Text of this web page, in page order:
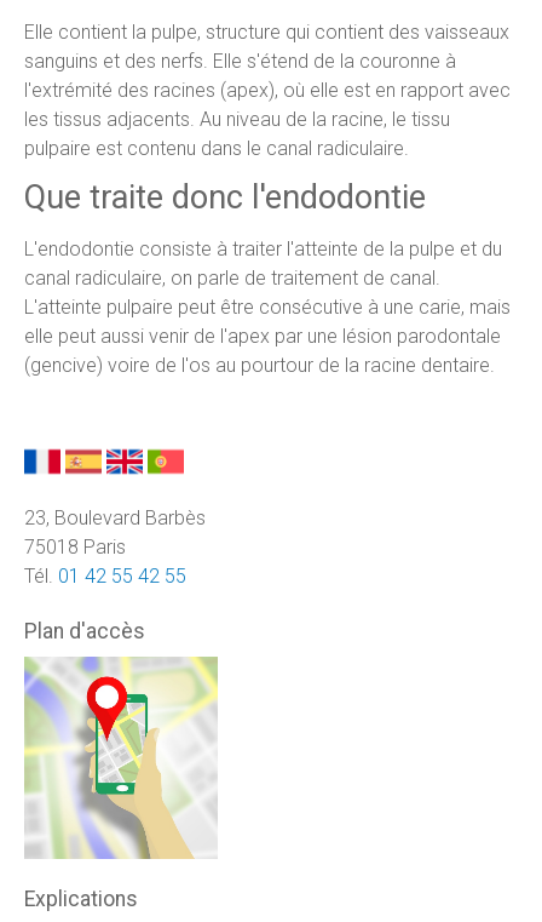
Elle contient la pulpe, structure qui contient des vaisseaux
sanguins et des nerfs. Elle s'étend de la couronne à
l'extrémité des racines (apex), où elle est en rapport avec
les tissus adjacents. Au niveau de la racine, le tissu
pulpaire est contenu dans le canal radiculaire.
Que traite donc l'endodontie
L'endodontie consiste à traiter l'atteinte de la pulpe et du
canal radiculaire, on parle de traitement de canal.
L'atteinte pulpaire peut être consécutive à une carie, mais
elle peut aussi venir de l'apex par une lésion parodontale
(gencive) voire de l'os au pourtour de la racine dentaire.
23, Boulevard Barbès
75018 Paris
Tél. 01 42 55 42 55
Plan d'accès
Explications